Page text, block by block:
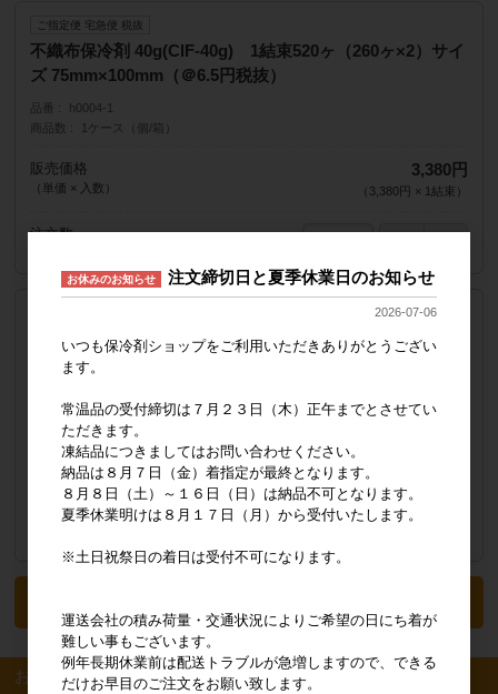
ご指定便 宅急便 税抜
不織布保冷剤 40g(CIF-40g) 1結束520ヶ（260ヶ×2）サイ
ズ 75mm×100mm（＠6.5円税抜）
品番
h0004-1
商品数
1ケース（個/箱）
販売価格
（単価 × 入数）
3,380円
（ 3,380円 × 1 結束 ）
注文数
特値 不織布保冷剤 40g(CIF-40g) 5結束2600ヶ（260ヶ×
10）サイズ 75mm×100mm（＠6円税抜）
商品数
6ケース（個/箱）
販売価格
（単価 × 入数） （3,120円
注文数
おすすめ商品
お休みのお知らせ 注文締切日と夏季休業日のお知らせ
2026-07-06
いつも保冷剤ショップをご利用いただきありがとうござい
ます。
常温品の受付締切は７月２３日（木）正午までとさせてい
ただきます。
凍結品につきましてはお問い合わせください。
納品は８月７日（金）着指定が最終となります。
８月８日（土）～１６日（日）は納品不可となります。
夏季休業明けは８月１７日（月）から受付いたします。
※土日祝祭日の着日は受付不可になります。
運送会社の積み荷量・交通状況によりご希望の日にち着が
難しい事もございます。
例年長期休業前は配送トラブルが急増しますので、できる
だけお早目のご注文をお願い致します。